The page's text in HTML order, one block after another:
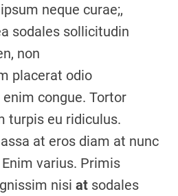
neque curae;,
sodales sollicitudin
non
placerat odio
enim congue. Tortor
turpis eu ridiculus.
at eros diam at nunc
varius. Primis
nisi at sodales